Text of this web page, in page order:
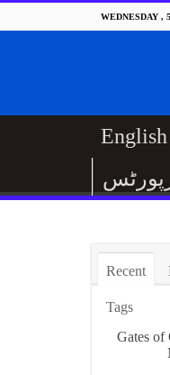
WEDNESDAY ,
English
Recent
Tags
Gates of